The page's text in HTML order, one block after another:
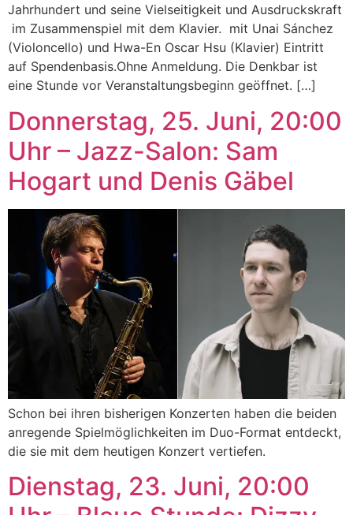
Jahrhundert und seine Vielseitigkeit und Ausdruckskraft
im Zusammenspiel mit dem Klavier. mit Unai Sánchez
(Violoncello) und Hwa-En Oscar Hsu (Klavier) Eintritt
auf Spendenbasis.Ohne Anmeldung. Die Denkbar ist
eine Stunde vor Veranstaltungsbeginn geöffnet. […]
Donnerstag, 25. Juni, 20:00
Uhr – Jazz-Salon: Sam
Hogart und Denis Gäbel
Schon bei ihren bisherigen Konzerten haben die beiden
anregende Spielmöglichkeiten im Duo-Format entdeckt,
die sie mit dem heutigen Konzert vertiefen.
Dienstag, 23. Juni, 20:00